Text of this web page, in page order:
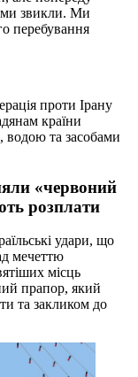
звикли. Ми
перебування
проти Ірану
країни
водою та засобами
«червоний
розплати
удари, що
мечеттю
місць
прапор, який
та закликом до